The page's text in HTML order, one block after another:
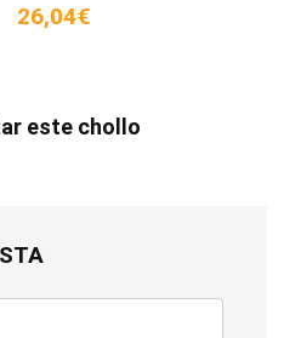
26,04€
este chollo